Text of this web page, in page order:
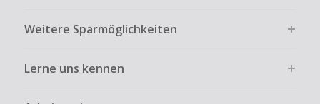
Weitere Sparmöglichkeiten
Lerne uns kennen